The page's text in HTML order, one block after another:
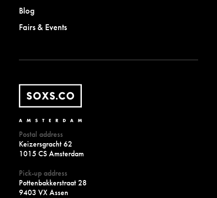
Blog
Fairs & Events
Postal address
Keizersgracht 62
1015 CS Amsterdam
Pick-up address
Pottenbakkerstraat 28
9403 VX Assen